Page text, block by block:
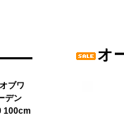
ブワ
デン
100cm
オ